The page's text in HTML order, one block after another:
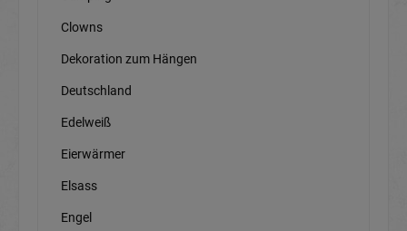
Clowns
Dekoration zum Hängen
Deutschland
Edelweiß
Eierwärmer
Elsass
Engel